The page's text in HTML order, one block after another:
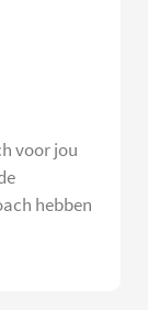
voor jou
hebben